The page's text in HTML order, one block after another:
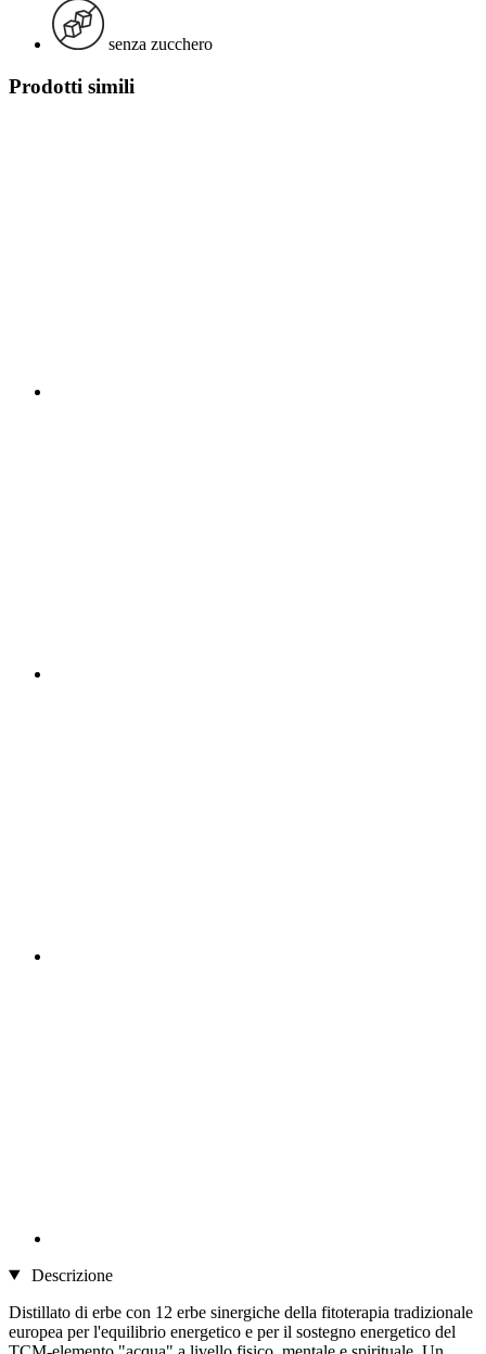
senza zucchero
Prodotti simili
Descrizione
Distillato di erbe con 12 erbe sinergiche della fitoterapia tradizionale
europea per l'equilibrio energetico e per il sostegno energetico del